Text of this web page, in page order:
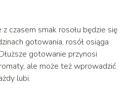
czasem smak rosołu będzie się
gotowania, rosół osiąga
gotowanie przynosi
ale może też wprowadzić
lubi.